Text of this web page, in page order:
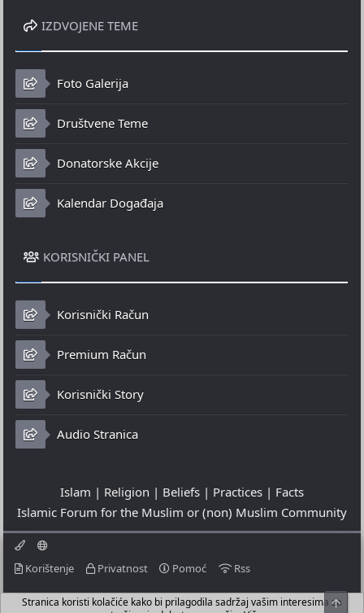
IZDVOJENE TEME
Foto Galerija
Društvene Teme
Donatorske Akcije
Kalendar Događaja
KORISNIČKI PANEL
Korisnički Račun
Premium Račun
Korisnički Story
Audio Stranica
Islam | Religion | Beliefs | Practices | Facts
Islamic Forum for the Muslim or (non) Muslim Community
Korištenje Privatnost Pomoć Rss
Stranica koristi kolačiće kako bi prilagodila sadržaj vašim interesima za